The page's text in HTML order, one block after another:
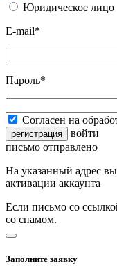
Юридическое лицо
E-mail*
Пароль*
Согласен на
регистрация
войти
письмо отправлено
На указанный адрес
активации аккаунта
Если письмо со
со спамом.
Заполните заявку